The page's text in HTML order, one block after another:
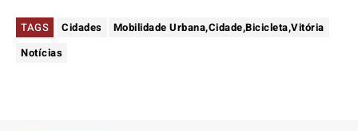
TAGS Cidades
Mobilidade Urbana,Cidade,Bicicleta,Vitória
Notícias